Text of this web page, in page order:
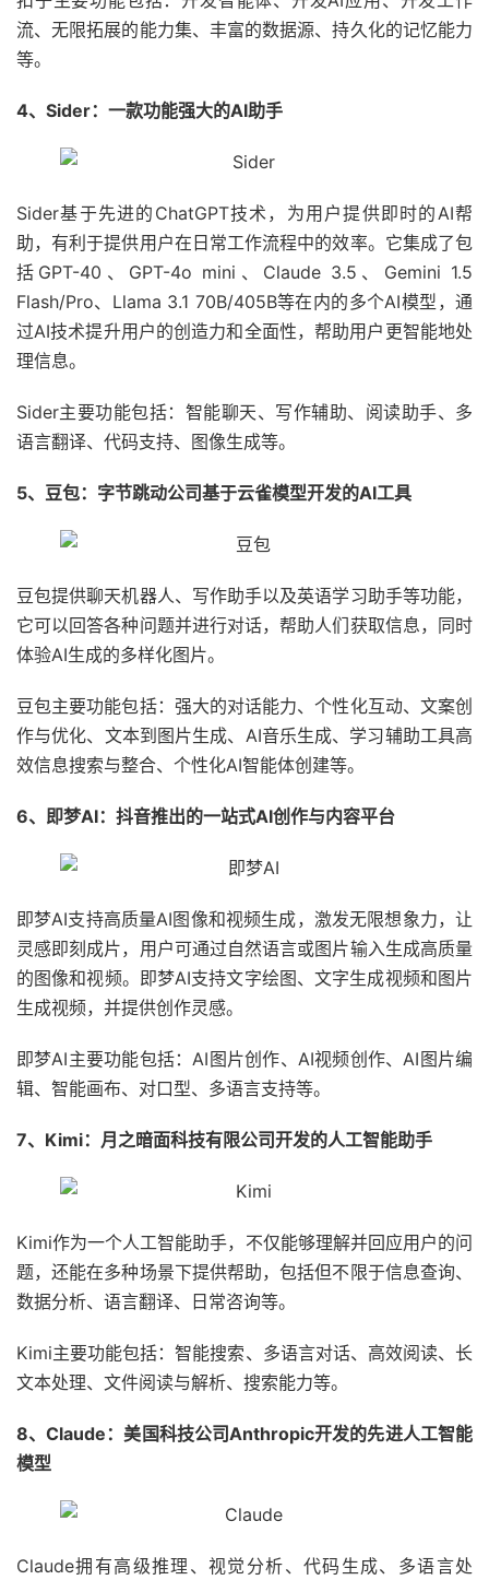
流、无限拓展的能力集、丰富的数据源、持久化的记忆能力
等。
4、Sider：一款功能强大的AI助手
Sider基于先进的ChatGPT技术，为用户提供即时的AI帮
助，有利于提供用户在日常工作流程中的效率。它集成了包
括GPT-40、GPT-4o mini、Claude 3.5、Gemini 1.5
Flash/Pro、Llama 3.1 70B/405B等在内的多个AI模型，通
过AI技术提升用户的创造力和全面性，帮助用户更智能地处
理信息。
Sider主要功能包括：智能聊天、写作辅助、阅读助手、多
语言翻译、代码支持、图像生成等。
5、豆包：字节跳动公司基于云雀模型开发的AI工具
豆包提供聊天机器人、写作助手以及英语学习助手等功能，
它可以回答各种问题并进行对话，帮助人们获取信息，同时
体验AI生成的多样化图片。
豆包主要功能包括：强大的对话能力、个性化互动、文案创
作与优化、文本到图片生成、AI音乐生成、学习辅助工具高
效信息搜索与整合、个性化AI智能体创建等。
6、即梦AI：抖音推出的一站式AI创作与内容平台
即梦AI支持高质量AI图像和视频生成，激发无限想象力，让
灵感即刻成片，用户可通过自然语言或图片输入生成高质量
的图像和视频。即梦AI支持文字绘图、文字生成视频和图片
生成视频，并提供创作灵感。
即梦AI主要功能包括：AI图片创作、AI视频创作、AI图片编
辑、智能画布、对口型、多语言支持等。
7、Kimi：月之暗面科技有限公司开发的人工智能助手
Kimi作为一个人工智能助手，不仅能够理解并回应用户的问
题，还能在多种场景下提供帮助，包括但不限于信息查询、
数据分析、语言翻译、日常咨询等。
Kimi主要功能包括：智能搜索、多语言对话、高效阅读、长
文本处理、文件阅读与解析、搜索能力等。
8、Claude：美国科技公司Anthropic开发的先进人工智能
模型
Claude拥有高级推理、视觉分析、代码生成、多语言处